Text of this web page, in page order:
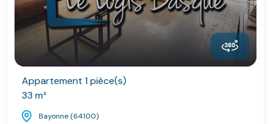
Appartement 1 pièce(s)
33 m²
Bayonne (64100)